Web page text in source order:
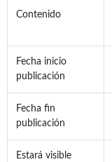
Contenido
Fecha inicio
publicación
Fecha fin
publicación
Estará visible